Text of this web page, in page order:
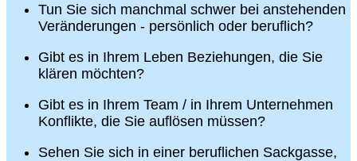
Tun Sie sich manchmal schwer bei anstehenden
Veränderungen - persönlich oder beruflich?
Gibt es in Ihrem Leben Beziehungen, die Sie
klären möchten?
Gibt es in Ihrem Team / in Ihrem Unternehmen
Konflikte, die Sie auflösen müssen?
Sehen Sie sich in einer beruflichen Sackgasse,